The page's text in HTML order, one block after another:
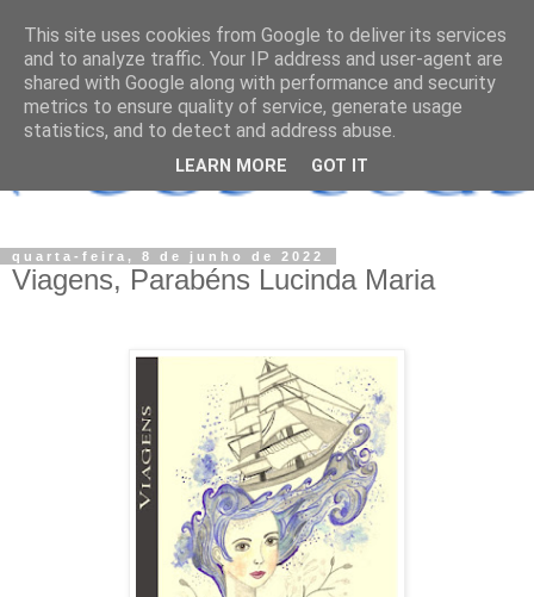
quarta-feira, 8 de junho de 2022
Viagens, Parabéns Lucinda Maria
This site uses cookies from Google to deliver its services
and to analyze traffic. Your IP address and user-agent are
shared with Google along with performance and security
metrics to ensure quality of service, generate usage
statistics, and to detect and address abuse.
LEARN MORE GOT IT